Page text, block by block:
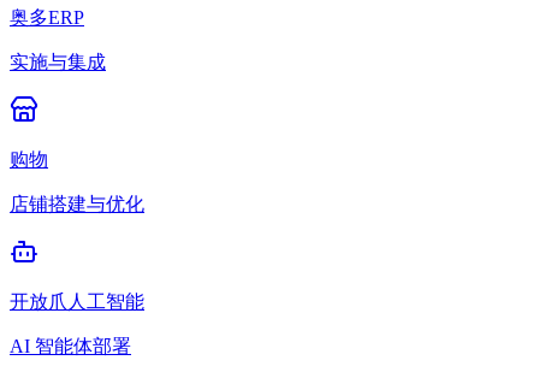
奥多ERP
实施与集成
购物
店铺搭建与优化
开放爪人工智能
AI 智能体部署